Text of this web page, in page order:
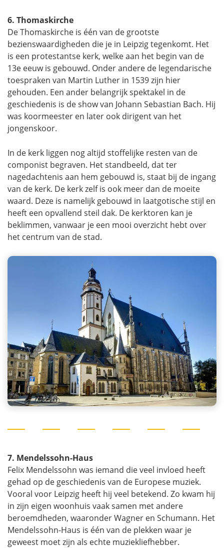
6. Thomaskirche
De Thomaskirche is één van de grootste
bezienswaardigheden die je in Leipzig tegenkomt. Het
is een protestantse kerk, welke aan het begin van de
13e eeuw is gebouwd. Onder andere de legendarische
toespraken van Martin Luther in 1539 zijn hier
gehouden. Een ander belangrijk spektakel in de
geschiedenis is de show van Johann Sebastian Bach. Hij
was koormeester en later ook dirigent van het
jongenskoor.
In de kerk liggen nog altijd stoffelijke resten van de
componist begraven. Het standbeeld, dat ter
nagedachtenis aan hem gebouwd is, staat bij de ingang
van de kerk. De kerk zelf is ook meer dan de moeite
waard. Deze is namelijk gebouwd in laatgotische stijl en
heeft een opvallend steil dak. De kerktoren kan je
beklimmen, vanwaar je een mooi overzicht hebt over
het centrum van de stad.
7. Mendelssohn-Haus
Felix Mendelssohn was iemand die veel invloed heeft
gehad op de geschiedenis van de Europese muziek.
Vooral voor Leipzig heeft hij veel betekend. Zo kwam hij
in zijn eigen woonhuis vaak samen met andere
beroemdheden, waaronder Wagner en Schumann. Het
Mendelssohn-Haus is één van de plekken waar je
geweest moet zijn als echte muziekliefhebber.